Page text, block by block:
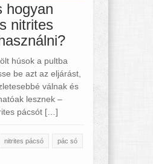
hogyan
nitrites
húsok a pultba
be azt az eljárást,
válnak és
lesznek –
pácsót […]
nitrites pácsó pác só